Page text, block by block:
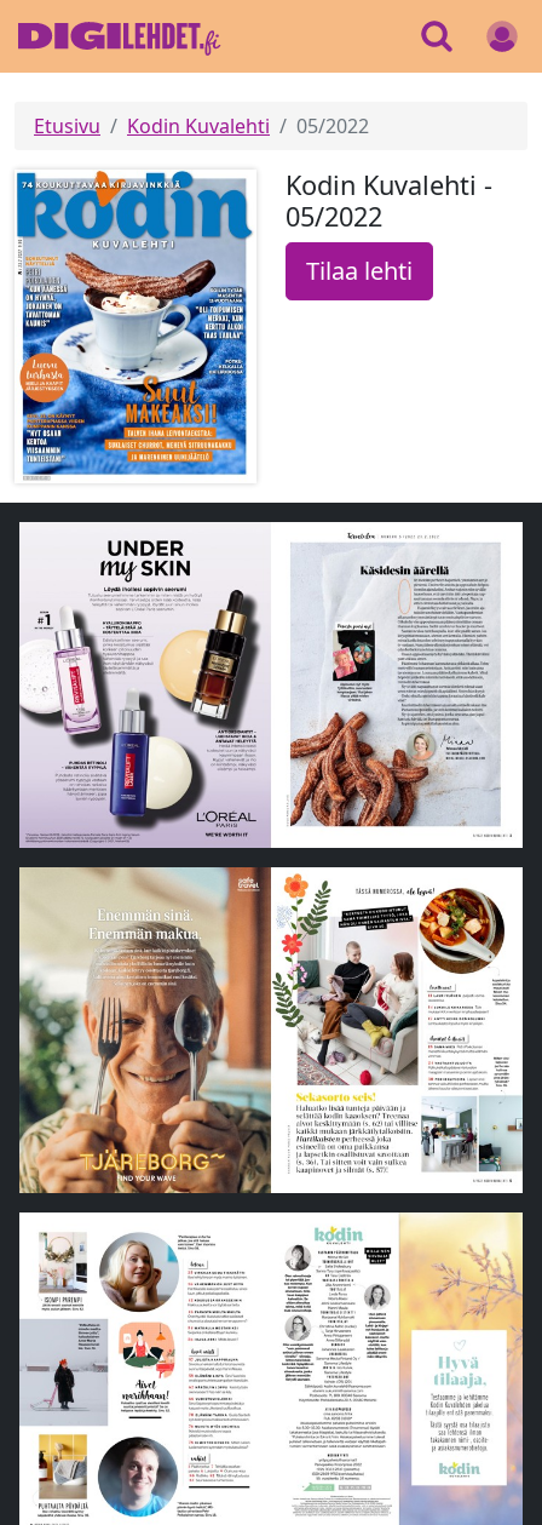
Etusivu Kodin Kuvalehti 05/2022
Kodin Kuvalehti -
05/2022
Tilaa lehti